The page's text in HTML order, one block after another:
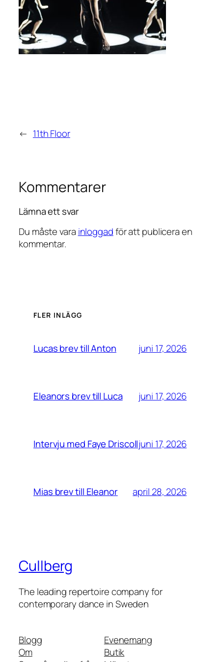
← 11th Floor
Kommentarer
Lämna ett svar
Du måste vara inloggadför att publicera en
kommentar.
FLER INLÄGG
Lucas brev till Anton juni 17, 2026
Eleanors brev till Luca juni 17, 2026
Intervju med Faye Driscolljuni 17, 2026
Mias brev till Eleanor april 28, 2026
Cullberg
The leading repertoire company for
contemporary dance in Sweden
Blogg
Om
Evenemang
Butik